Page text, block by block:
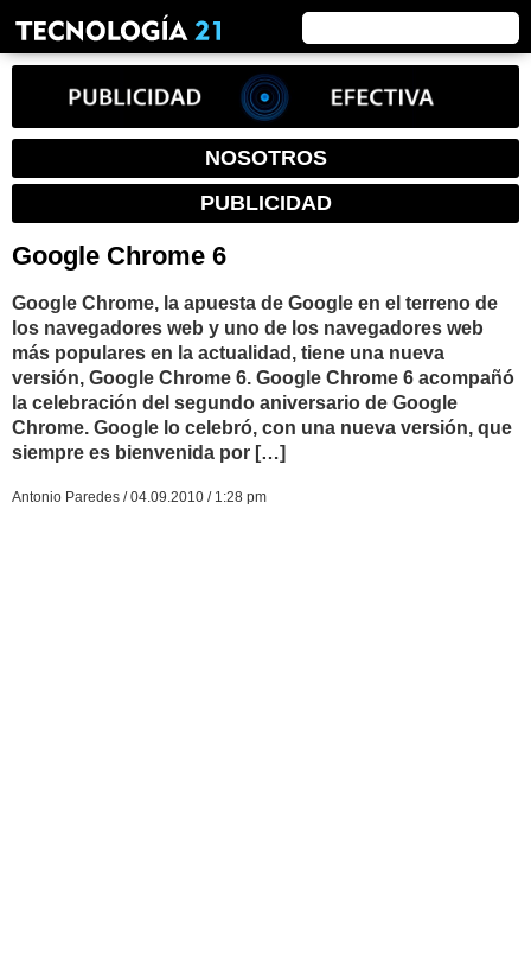
NOSOTROS
PUBLICIDAD
Google Chrome 6
Google Chrome, la apuesta de Google en el terreno de
los navegadores web y uno de los navegadores web
más populares en la actualidad, tiene una nueva
versión, Google Chrome 6. Google Chrome 6 acompañó
la celebración del segundo aniversario de Google
Chrome. Google lo celebró, con una nueva versión, que
siempre es bienvenida por […]
Antonio Paredes / 04.09.2010 / 1:28 pm